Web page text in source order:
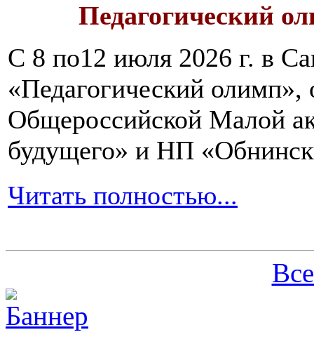
Педагогический
С 8 по12 июля 2026 г. в
«Педагогический олимп»,
Общероссийской Малой
будущего» и НП
Читать полностью...